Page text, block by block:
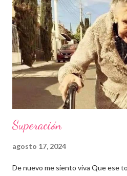
Superación
agosto 17, 2024
De nuevo me siento viva Que ese